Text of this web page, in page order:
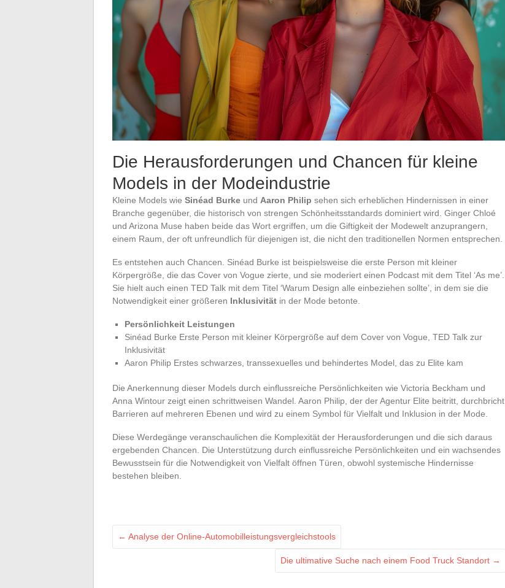
Die Herausforderungen und Chancen für kleine
Models in der Modeindustrie
Kleine Models wie Sinéad Burke und Aaron Philip sehen sich erheblichen Hindernissen in einer
Branche gegenüber, die historisch von strengen Schönheitsstandards dominiert wird. Ginger Chloé
und Arizona Muse haben beide das Wort ergriffen, um die Giftigkeit der Modewelt anzuprangern,
einem Raum, der oft unfreundlich für diejenigen ist, die nicht den traditionellen Normen entsprechen.
Es entstehen auch Chancen. Sinéad Burke ist beispielsweise die erste Person mit kleiner
Körpergröße, die das Cover von Vogue zierte, und sie moderiert einen Podcast mit dem Titel ‘As me’.
Sie hielt auch einen TED Talk mit dem Titel ‘Warum Design alle einbeziehen sollte’, in dem sie die
Notwendigkeit einer größeren Inklusivität in der Mode betonte.
Persönlichkeit Leistungen
Sinéad Burke Erste Person mit kleiner Körpergröße auf dem Cover von Vogue, TED Talk zur
Inklusivität
Aaron Philip Erstes schwarzes, transsexuelles und behindertes Model, das zu Elite kam
Die Anerkennung dieser Models durch einflussreiche Persönlichkeiten wie Victoria Beckham und
Anna Wintour zeigt einen schrittweisen Wandel. Aaron Philip, der der Agentur Elite beitritt, durchbricht
Barrieren auf mehreren Ebenen und wird zu einem Symbol für Vielfalt und Inklusion in der Mode.
Diese Werdegänge veranschaulichen die Komplexität der Herausforderungen und die sich daraus
ergebenden Chancen. Die Unterstützung durch einflussreiche Persönlichkeiten und ein wachsendes
Bewusstsein für die Notwendigkeit von Vielfalt öffnen Türen, obwohl systemische Hindernisse
bestehen bleiben.
← Analyse der Online-Automobilleistungsvergleichstools
Die ultimative Suche nach einem Food Truck Standort →